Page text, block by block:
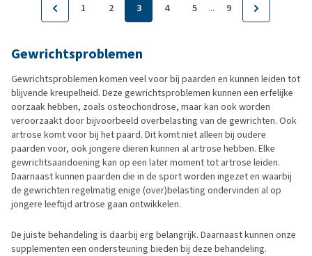
1 2 3 4 5 ... 9
Gewrichtsproblemen
Gewrichtsproblemen komen veel voor bij paarden en kunnen leiden tot
blijvende kreupelheid. Deze gewrichtsproblemen kunnen een erfelijke
oorzaak hebben, zoals osteochondrose, maar kan ook worden
veroorzaakt door bijvoorbeeld overbelasting van de gewrichten. Ook
artrose komt voor bij het paard. Dit komt niet alleen bij oudere
paarden voor, ook jongere dieren kunnen al artrose hebben. Elke
gewrichtsaandoening kan op een later moment tot artrose leiden.
Daarnaast kunnen paarden die in de sport worden ingezet en waarbij
de gewrichten regelmatig enige (over)belasting ondervinden al op
jongere leeftijd artrose gaan ontwikkelen.
De juiste behandeling is daarbij erg belangrijk. Daarnaast kunnen onze
supplementen een ondersteuning bieden bij deze behandeling.